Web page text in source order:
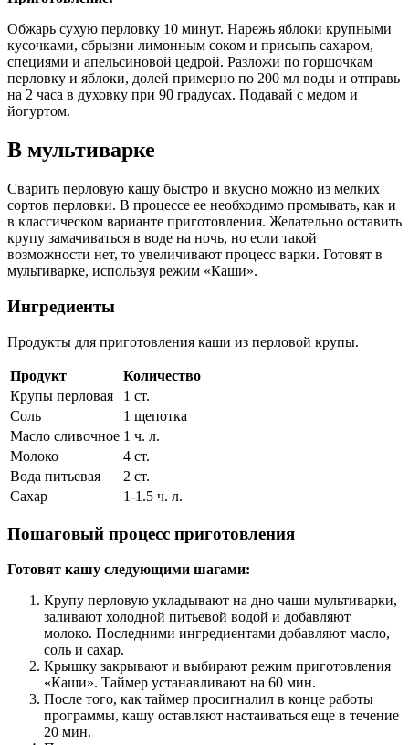
Обжарь сухую перловку 10 минут. Нарежь яблоки крупными
кусочками, сбрызни лимонным соком и присыпь сахаром,
специями и апельсиновой цедрой. Разложи по горшочкам
перловку и яблоки, долей примерно по 200 мл воды и отправь
на 2 часа в духовку при 90 градусах. Подавай с медом и
йогуртом.
В мультиварке
Сварить перловую кашу быстро и вкусно можно из мелких
сортов перловки. В процессе ее необходимо промывать, как и
в классическом варианте приготовления. Желательно оставить
крупу замачиваться в воде на ночь, но если такой
возможности нет, то увеличивают процесс варки. Готовят в
мультиварке, используя режим «Каши».
Ингредиенты
Продукты для приготовления каши из перловой крупы.
Продукт
Количество
Крупы перловая
1 ст.
Соль
1 щепотка
Масло сливочное 1 ч. л.
Молоко
4 ст.
Вода питьевая
2 ст.
Сахар
1-1.5 ч. л.
Пошаговый процесс приготовления
Готовят кашу следующими шагами:
Крупу перловую укладывают на дно чаши мультиварки,
заливают холодной питьевой водой и добавляют
молоко. Последними ингредиентами добавляют масло,
соль и сахар.
Крышку закрывают и выбирают режим приготовления
«Каши». Таймер устанавливают на 60 мин.
После того, как таймер просигналил в конце работы
программы, кашу оставляют настаиваться еще в течение
20 мин.